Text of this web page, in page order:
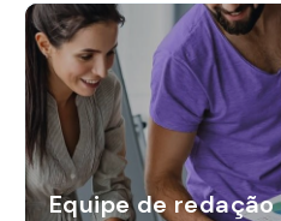
Equipe de